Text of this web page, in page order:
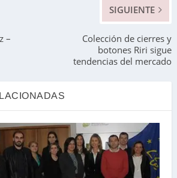
–
SIGUIENTE
Colección de cierres y
botones Riri sigue
tendencias del mercado